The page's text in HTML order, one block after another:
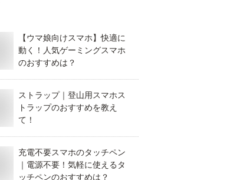
【ウマ娘向けスマホ】快適に
動く！人気ゲーミングスマホ
のおすすめは？
ストラップ｜登山用スマホス
トラップのおすすめを教え
て！
充電不要スマホのタッチペン
｜電源不要！気軽に使えるタ
ッチペンのおすすめは？